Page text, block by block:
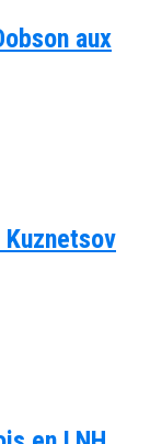
aux
Kuznetsov